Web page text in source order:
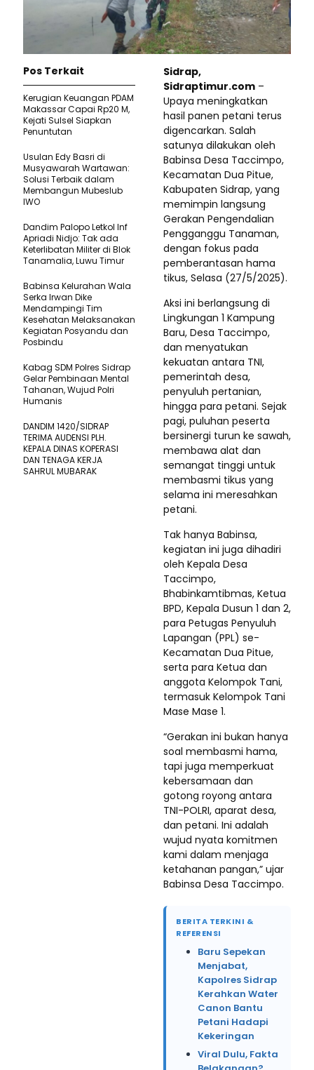
Sidrap,
Sidraptimur.com –
Upaya meningkatkan
hasil panen petani terus
digencarkan. Salah
satunya dilakukan oleh
Babinsa Desa Taccimpo,
Kecamatan Dua Pitue,
Kabupaten Sidrap, yang
memimpin langsung
Gerakan Pengendalian
Pengganggu Tanaman,
dengan fokus pada
pemberantasan hama
tikus, Selasa (27/5/2025).
Aksi ini berlangsung di
Lingkungan 1 Kampung
Baru, Desa Taccimpo,
dan menyatukan
kekuatan antara TNI,
pemerintah desa,
penyuluh pertanian,
hingga para petani. Sejak
pagi, puluhan peserta
bersinergi turun ke sawah,
membawa alat dan
semangat tinggi untuk
membasmi tikus yang
selama ini meresahkan
petani.
Tak hanya Babinsa,
kegiatan ini juga dihadiri
oleh Kepala Desa
Taccimpo,
Bhabinkamtibmas, Ketua
BPD, Kepala Dusun 1 dan 2,
para Petugas Penyuluh
Lapangan (PPL) se-
Kecamatan Dua Pitue,
serta para Ketua dan
anggota Kelompok Tani,
termasuk Kelompok Tani
Mase Mase 1.
“Gerakan ini bukan hanya
soal membasmi hama,
tapi juga memperkuat
kebersamaan dan
gotong royong antara
TNI-POLRI, aparat desa,
dan petani. Ini adalah
wujud nyata komitmen
kami dalam menjaga
ketahanan pangan,” ujar
Babinsa Desa Taccimpo.
BERITA TERKINI &
REFERENSI
Baru Sepekan
Menjabat,
Kapolres Sidrap
Kerahkan Water
Canon Bantu
Petani Hadapi
Kekeringan
Viral Dulu, Fakta
Pos Terkait
Kerugian Keuangan PDAM
Makassar Capai Rp20 M,
Kejati Sulsel Siapkan
Penuntutan
Usulan Edy Basri di
Musyawarah Wartawan:
Solusi Terbaik dalam
Membangun Mubeslub
IWO
Dandim Palopo Letkol Inf
Apriadi Nidjo: Tak ada
Keterlibatan Militer di Blok
Tanamalia, Luwu Timur
Babinsa Kelurahan Wala
Serka Irwan Dike
Mendampingi Tim
Kesehatan Melaksanakan
Kegiatan Posyandu dan
Posbindu
Kabag SDM Polres Sidrap
Gelar Pembinaan Mental
Tahanan, Wujud Polri
Humanis
DANDIM 1420/SIDRAP
TERIMA AUDENSI PLH.
KEPALA DINAS KOPERASI
DAN TENAGA KERJA
SAHRUL MUBARAK